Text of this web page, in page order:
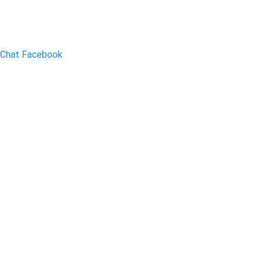
Chat Facebook